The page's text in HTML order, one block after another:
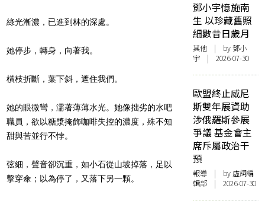
綠光漸濃，已進到林的深處。
她停步，轉身，向著我。
橫枝折斷，葉下斜，遮住我們。
她的眼微彎，濡著薄薄水光。她像拙劣的水吧
職員，欲以糖漿掩飾咖啡失控的濃度，殊不知
甜與苦並行不悖。
弦細，聲音卻沉重，如小石從山坡掉落，足以
擊穿傘；以為停了，又落下另一顆。
鄧小宇憶施南
生 以珍藏舊照
細數昔日歲月
其他 | by 鄧小
宇 | 2026-07-30
歐盟終止威尼
斯雙年展資助
涉俄羅斯參展
爭議 基金會主
席斥屬政治干
預
報導 | by 虛詞編
輯部 | 2026-07-30